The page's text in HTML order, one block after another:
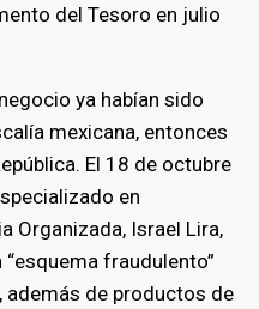
del Tesoro en julio
ya habían sido
mexicana, entonces
El 18 de octubre
en
Organizada, Israel Lira,
fraudulento”
además de productos de